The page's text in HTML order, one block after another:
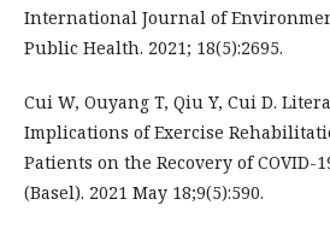
International Journal of
Public Health. 2021; 18(5):2695.
Cui W, Ouyang T, Qiu Y, Cui D.
Implications of Exercise
Patients on the Recovery of COVID-
(Basel). 2021 May 18;9(5):590.